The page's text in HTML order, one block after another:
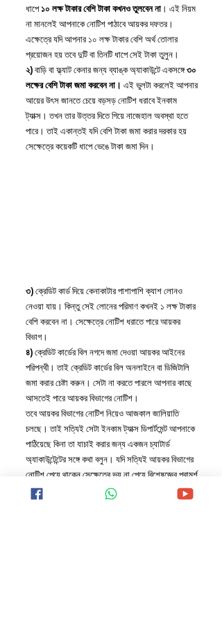
ধাপে ১০ লক্ষ টাকার বেশি টাকা কখনও তুলবেন না । এই নিয়ম
না মানলেই আপনাকে নোটিশ পাঠাবে আয়কর দফতর।
এক্ষেত্রে যদি আপনার ১০ লক্ষ টাকার বেশি অর্থ তোলার
প্রয়োজন হয় তবে দুটি বা তিনটি ধাপে সেই টাকা তুলুন।
২) বাড়ি বা ফ্ল্যাট কেনার জন্য ব্যাঙ্ক অ্যাকাউন্টে একসঙ্গে ৩০
লক্ষের বেশি টাকা জমা করবেন না। এই ভুলটা করলেই আপনার
আয়ের উৎস জানতে চেয়ে বড়সড় নোটিশ ধরাবে ইনকাম
ট্যাক্স। তখন তার উত্তর দিতে গিয়ে নাজেহাল অবস্থা হতে
পারে। তাই একান্তই যদি বেশি টাকা জমা করার দরকার হয়
সেক্ষেত্রে কয়েকটি ধাপে ভেঙে টাকা জমা দিন।
৩) ক্রেডিট কার্ড দিয়ে কেনাকাটার পাশাপাশি ক্যাশ লোনও
নেওয়া যায়। কিন্তু সেই লোনের পরিমাণ কখনই ১ লক্ষ টাকার
বেশি করবেন না। সেক্ষেত্রে নোটিশ ধরাতে পারে আয়কর
বিভাগ।
৪) ক্রেডিট কার্ডের বিল নগদে জমা দেওয়া আয়কর আইনের
পরিপন্থী। তাই ক্রেডিট কার্ডের বিল অনলাইনে বা ডিজিটালি
জমা করার চেষ্টা করুন। সেটা না করতে পারলে আপনার কাছে
আসতেই পারে আয়কর বিভাগের নোটিশ।
তবে আয়কর বিভাগের নোটিশ নিয়েও আজকাল জালিয়াতি
চলছে। তাই সত্যিই সেটা ইনকাম ট্যাক্স ডিপার্টমেন্ট আপনাকে
পাঠিয়েছে কিনা তা যাচাই করার জন্য একজন চ্যাটার্ড
অ্যাকাউন্টেন্টের সঙ্গে কথা বলুন। যদি সত্যিই আয়কর বিভাগের
নোটিশ পেয়ে থাকেন সেক্ষেত্রে ভয় না পেয়ে বিশেষজ্ঞের পরামর্শ
নিয়ে সেই নোটিসের উত্তর দিন। প্রয়োজনে নিজের আয়ের